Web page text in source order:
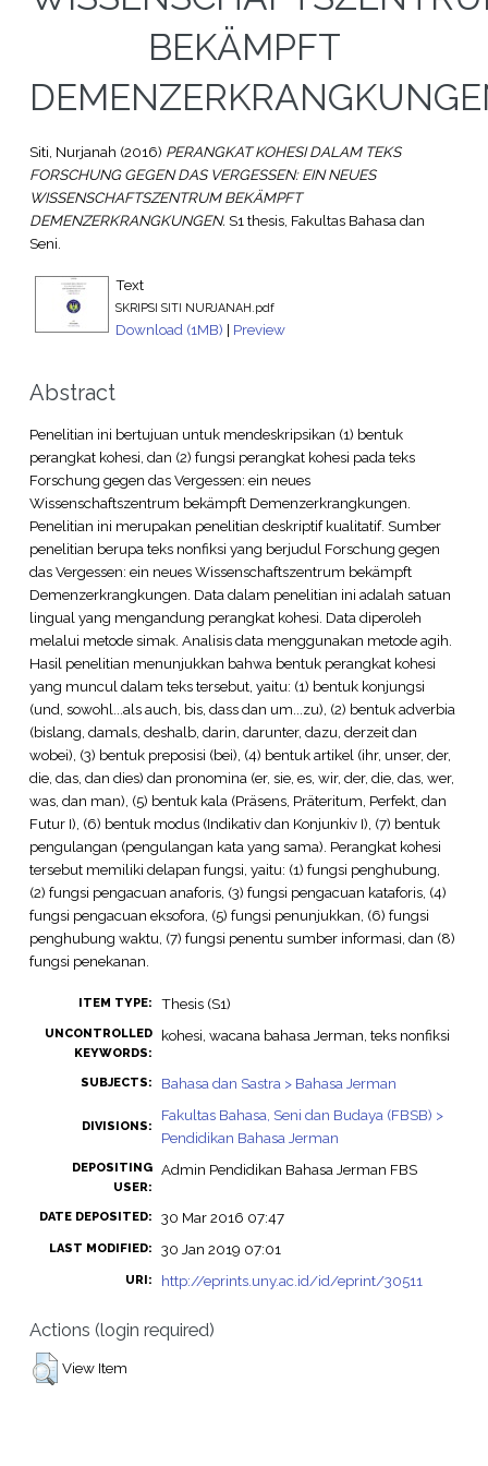
BEKÄMPFT
Siti, Nurjanah (2016) PERANGKAT KOHESI DALAM TEKS
FORSCHUNG GEGEN DAS VERGESSEN: EIN NEUES
WISSENSCHAFTSZENTRUM BEKÄMPFT
DEMENZERKRANGKUNGEN. S1 thesis, Fakultas Bahasa dan
Seni.
Text
SKRIPSI SITI NURJANAH.pdf
Download (1MB) | Preview
Abstract
Penelitian ini bertujuan untuk mendeskripsikan (1) bentuk
perangkat kohesi, dan (2) fungsi perangkat kohesi pada teks
Forschung gegen das Vergessen: ein neues
Wissenschaftszentrum bekämpft Demenzerkrangkungen.
Penelitian ini merupakan penelitian deskriptif kualitatif. Sumber
penelitian berupa teks nonfiksi yang berjudul Forschung gegen
das Vergessen: ein neues Wissenschaftszentrum bekämpft
Demenzerkrangkungen. Data dalam penelitian ini adalah satuan
lingual yang mengandung perangkat kohesi. Data diperoleh
melalui metode simak. Analisis data menggunakan metode agih.
Hasil penelitian menunjukkan bahwa bentuk perangkat kohesi
yang muncul dalam teks tersebut, yaitu: (1) bentuk konjungsi
(und, sowohl...als auch, bis, dass dan um...zu), (2) bentuk adverbia
(bislang, damals, deshalb, darin, darunter, dazu, derzeit dan
wobei), (3) bentuk preposisi (bei), (4) bentuk artikel (ihr, unser, der,
die, das, dan dies) dan pronomina (er, sie, es, wir, der, die, das, wer,
was, dan man), (5) bentuk kala (Präsens, Präteritum, Perfekt, dan
Futur I), (6) bentuk modus (Indikativ dan Konjunkiv I), (7) bentuk
pengulangan (pengulangan kata yang sama). Perangkat kohesi
tersebut memiliki delapan fungsi, yaitu: (1) fungsi penghubung,
(2) fungsi pengacuan anaforis, (3) fungsi pengacuan kataforis, (4)
fungsi pengacuan eksofora, (5) fungsi penunjukkan, (6) fungsi
penghubung waktu, (7) fungsi penentu sumber informasi, dan (8)
fungsi penekanan.
ITEM TYPE: Thesis (S1)
UNCONTROLLED
KEYWORDS:
kohesi, wacana bahasa Jerman, teks nonfiksi
SUBJECTS: Bahasa dan Sastra > Bahasa Jerman
DIVISIONS:
Fakultas Bahasa, Seni dan Budaya (FBSB) >
Pendidikan Bahasa Jerman
DEPOSITING
USER:
Admin Pendidikan Bahasa Jerman FBS
DATE DEPOSITED: 30 Mar 2016 07:47
LAST MODIFIED: 30 Jan 2019 07:01
URI: http://eprints.uny.ac.id/id/eprint/30511
Actions (login required)
View Item